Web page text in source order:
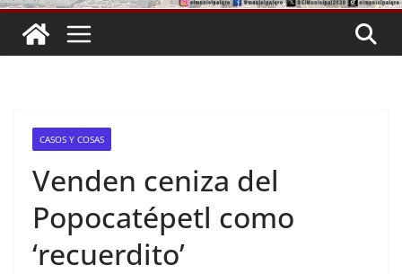
CASOS Y COSAS
Venden ceniza del
Popocatépetl como
‘recuerdito’